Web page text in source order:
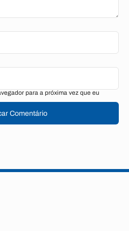
para a próxima vez que eu
Comentário